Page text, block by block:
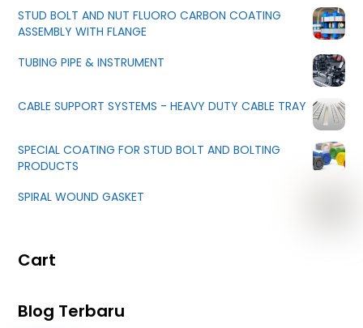
STUD BOLT AND NUT FLUORO CARBON COATING
ASSEMBLY WITH FLANGE
TUBING PIPE & INSTRUMENT
CABLE SUPPORT SYSTEMS - HEAVY DUTY CABLE TRAY
SPECIAL COATING FOR STUD BOLT AND BOLTING
PRODUCTS
SPIRAL WOUND GASKET
Cart
Blog Terbaru